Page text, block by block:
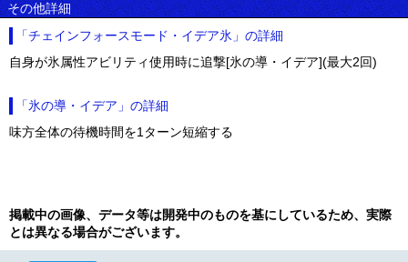
その他詳細
「チェインフォースモード・イデア氷」の詳細
自身が氷属性アビリティ使用時に追撃[氷の導・イデア](最大2回)
「氷の導・イデア」の詳細
味方全体の待機時間を1ターン短縮する
掲載中の画像、データ等は開発中のものを基にしているため、実際
とは異なる場合がございます。